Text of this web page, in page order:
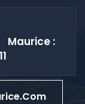
Maurice :